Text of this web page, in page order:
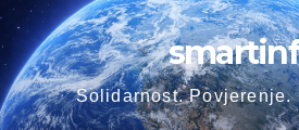
Skip
to
content
Solidarnost. Povjerenje.